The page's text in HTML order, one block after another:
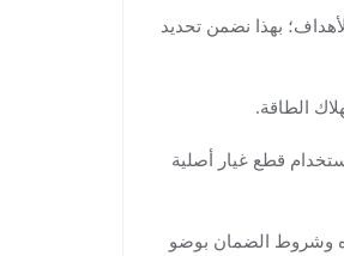
بهذا نضمن تحديد
الطاقة.
قطع غيار أصلية
وشروط الضمان بوضو